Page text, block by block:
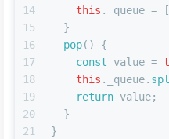
14
15
16
17
18
19
20
21
this . _queue =
  }
pop( ) {
const value =
this . _queue.
return value;
  }
}